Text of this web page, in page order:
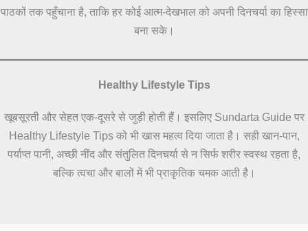
पाठकों तक पहुँचाना है, ताकि हर कोई आत्म-देखभाल को अपनी दिनचर्या का हिस्सा
बना सके।
Healthy Lifestyle Tips
खूबसूरती और सेहत एक-दूसरे से जुड़ी होती हैं। इसलिए Sundarta Guide पर
Healthy Lifestyle Tips को भी खास महत्व दिया जाता है। सही खान-पान,
पर्याप्त पानी, अच्छी नींद और संतुलित दिनचर्या से न सिर्फ शरीर स्वस्थ रहता है,
बल्कि त्वचा और बालों में भी प्राकृतिक चमक आती है।